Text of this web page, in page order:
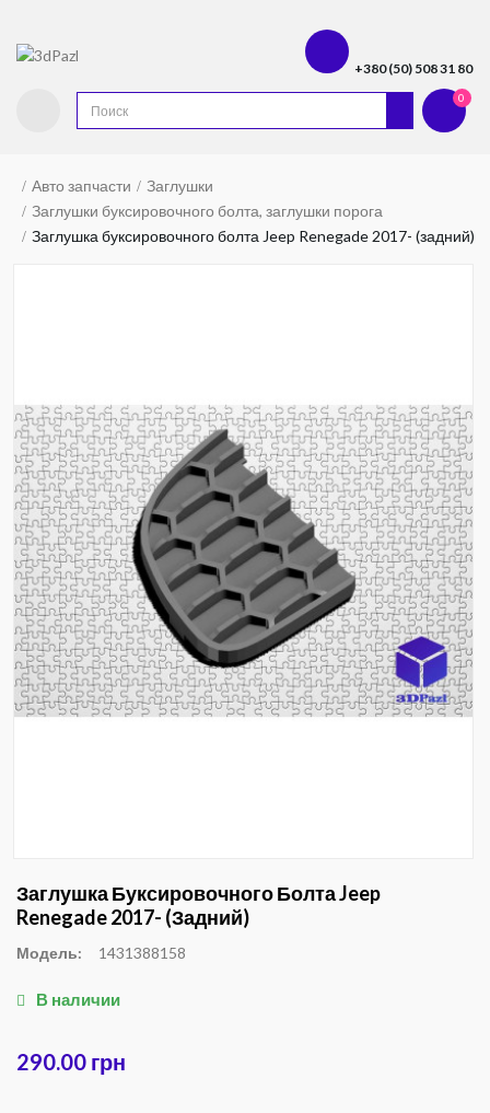
+380 (50) 508 31 80
0
Авто запчасти
Заглушки
Заглушки буксировочного болта, заглушки порога
Заглушка буксировочного болта Jeep Renegade 2017- (задний)
Заглушка Буксировочного Болта Jeep
Renegade 2017- (задний)
Модель: 1431388158
В наличии
290.00 грн